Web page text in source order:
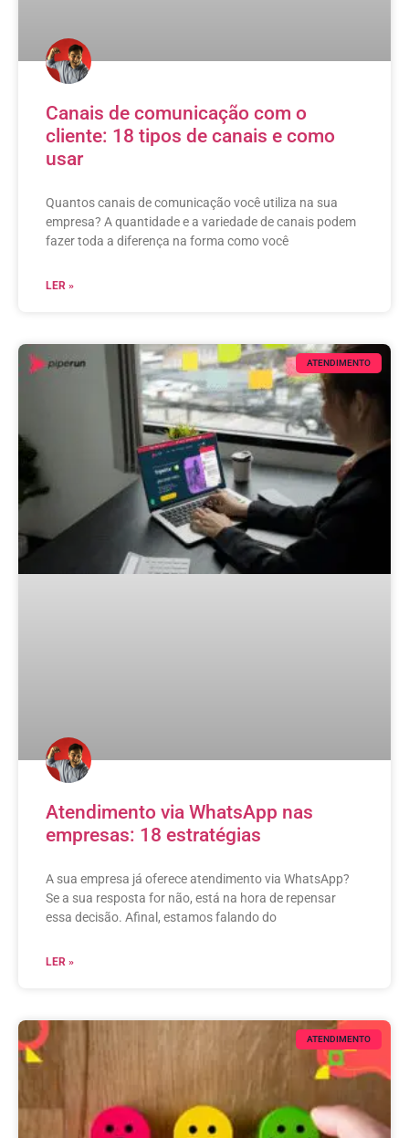
Canais de comunicação com o
cliente: 18 tipos de canais e como
usar
Quantos canais de comunicação você utiliza na sua
empresa? A quantidade e a variedade de canais podem
fazer toda a diferença na forma como você
LER »
ATENDIMENTO
Atendimento via WhatsApp nas
empresas: 18 estratégias
A sua empresa já oferece atendimento via WhatsApp?
Se a sua resposta for não, está na hora de repensar
essa decisão. Afinal, estamos falando do
LER »
ATENDIMENTO